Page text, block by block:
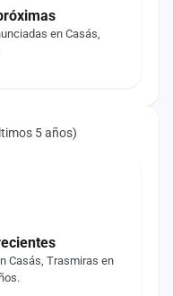
en Casás,
5 años)
Casás, Trasmiras en